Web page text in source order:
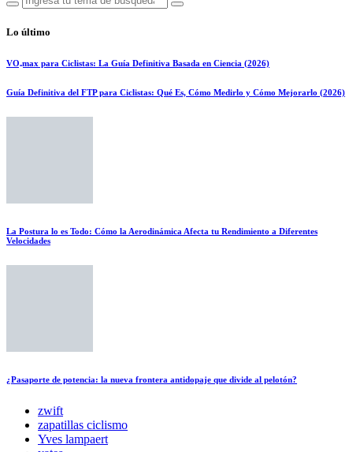
Lo último
VO₂max para Ciclistas: La Guía Definitiva Basada en Ciencia (2026)
Guía Definitiva del FTP para Ciclistas: Qué Es, Cómo Medirlo y Cómo Mejorarlo (2026)
La Postura lo es Todo: Cómo la Aerodinámica Afecta tu Rendimiento a Diferentes
Velocidades
¿Pasaporte de potencia: la nueva frontera antidopaje que divide al pelotón?
zwift
zapatillas ciclismo
Yves lampaert